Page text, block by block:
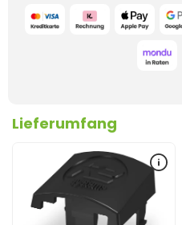
Lieferumfang